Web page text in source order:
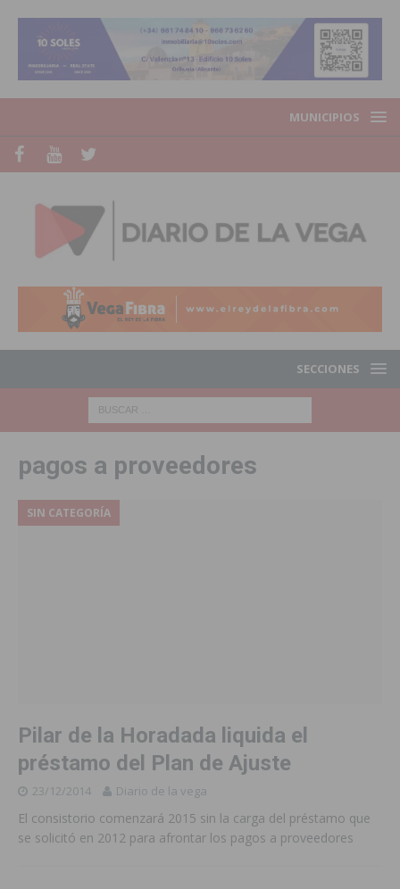
MUNICIPIOS
SECCIONES
pagos a proveedores
SIN CATEGORÍA
Pilar de la Horadada liquida el
préstamo del Plan de Ajuste
23/12/2014 Diario de la vega
El consistorio comenzará 2015 sin la carga del préstamo que
se solicitó en 2012 para afrontar los pagos a proveedores